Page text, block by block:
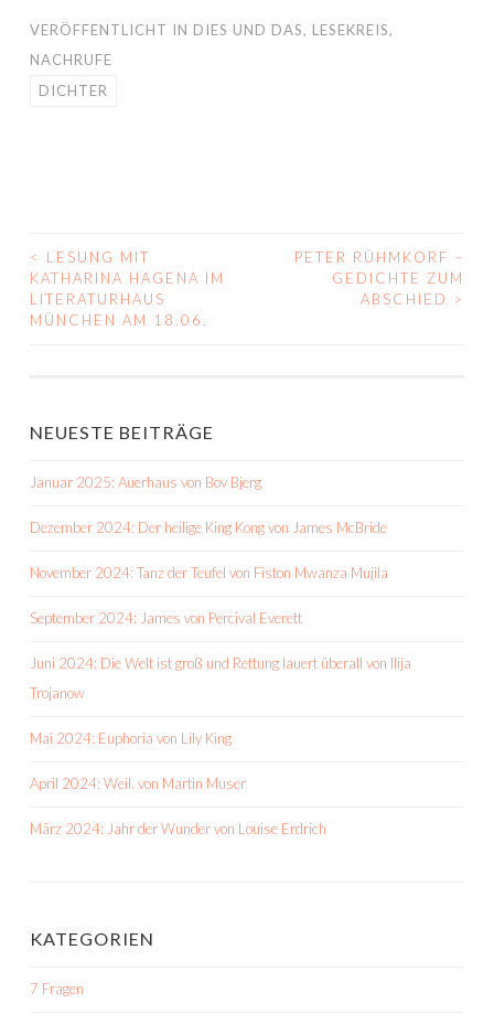
VERÖFFENTLICHT IN DIES UND DAS, LESEKREIS,
NACHRUFE
DICHTER
BEITRAGS-
NAVIGATION
<
LESUNG MIT
KATHARINA HAGENA IM
LITERATURHAUS
MÜNCHEN AM 18.06.
PETER RÜHMKORF –
GEDICHTE ZUM
ABSCHIED
>
NEUESTE BEITRÄGE
Januar 2025: Auerhaus von Bov Bjerg
Dezember 2024: Der heilige King Kong von James McBride
November 2024: Tanz der Teufel von Fiston Mwanza Mujila
September 2024: James von Percival Everett
Juni 2024: Die Welt ist groß und Rettung lauert überall von Ilija
Trojanow
Mai 2024: Euphoria von Lily King
April 2024: Weil. von Martin Muser
März 2024: Jahr der Wunder von Louise Erdrich
KATEGORIEN
7 Fragen